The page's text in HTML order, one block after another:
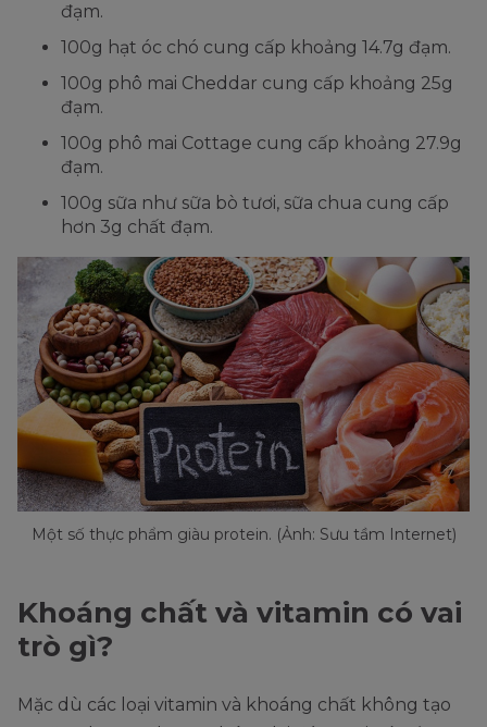
đạm.
100g hạt óc chó cung cấp khoảng 14.7g đạm.
100g phô mai Cheddar cung cấp khoảng 25g
đạm.
100g phô mai Cottage cung cấp khoảng 27.9g
đạm.
100g sữa như sữa bò tươi, sữa chua cung cấp
hơn 3g chất đạm.
Một số thực phẩm giàu protein. (Ảnh: Sưu tầm Internet)
Khoáng chất và vitamin có vai
trò gì?
Mặc dù các loại vitamin và khoáng chất không tạo